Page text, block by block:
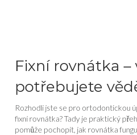
Fixní rovnátka –
potřebujete
Rozhodli jste se pro ortodontickou
fixní rovnátka? Tady je praktický
pomůže pochopit, jak rovnátka